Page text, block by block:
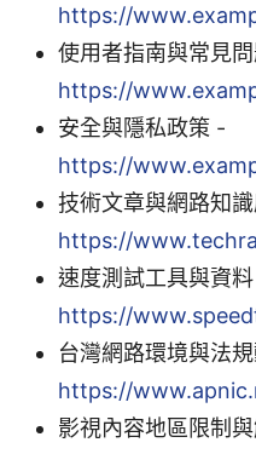
https://
使用者指南與常見
https://
安全與隱私政策 -
https://
技術文章與網路知
https://
速度測試工具與資
https://
台灣網路環境與法
https://
影視內容地區限制